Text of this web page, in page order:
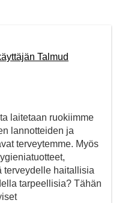
Talmud
laitetaan ruokiimme
lannotteiden ja
terveytemme. Myös
terveydelle haitallisia
tarpeellisia? Tähän